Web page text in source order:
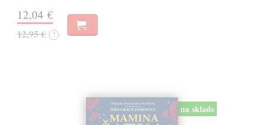
12,04 €
12,95 € ?
na sklade